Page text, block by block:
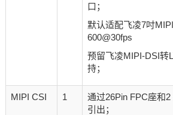
口；
默认适配飞凌7吋
600@30fps
预留飞凌MIPI-DSI转
持；
MIPI CSI 1
通过26Pin FPC座和
引出；